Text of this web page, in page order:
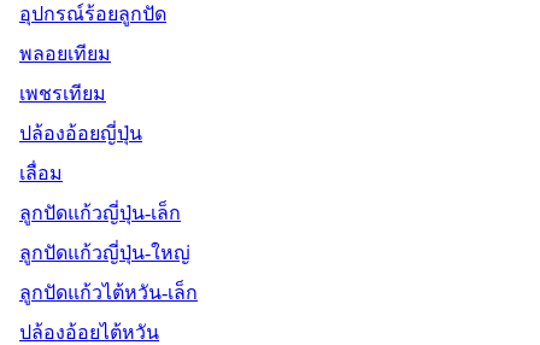
อุปกรณ์ร้อยลูกปัด
พลอยเทียม
เพชรเทียม
ปล้องอ้อยญี่ปุ่น
เลื่อม
ลูกปัดแก้วญี่ปุ่น-เล็ก
ลูกปัดแก้วญี่ปุ่น-ใหญ่
ลูกปัดแก้วไต้หวัน-เล็ก
ปล้องอ้อยไต้หวัน